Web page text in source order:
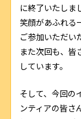
に終了いたしま
笑顔があふれる
ご参加いただい
また次回も、皆
しています。
そして、今回の
ンティアの皆さ